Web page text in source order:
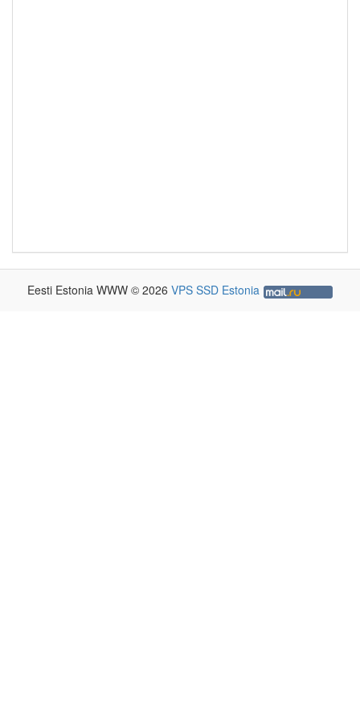
Eesti Estonia WWW © 2026 VPS SSD Estonia